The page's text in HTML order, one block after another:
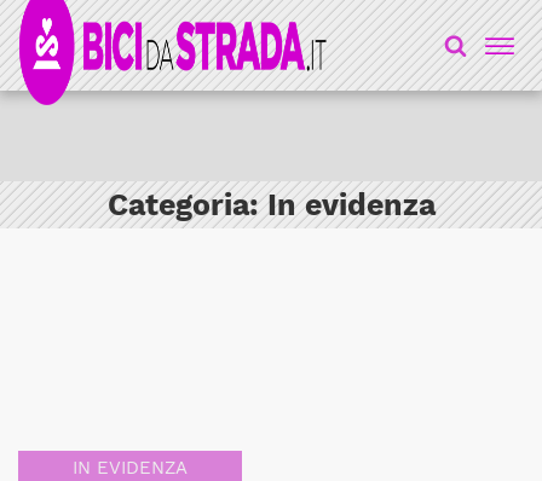
Categoria:In evidenza
IN EVIDENZA